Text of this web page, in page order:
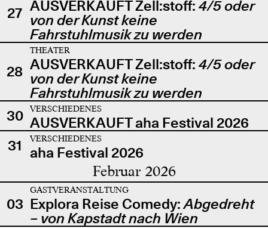
27 AUSVERKAUFT Zell:stoff: 4/5 oder
von der Kunst keine
Fahrstuhlmusik zu werden
28
THEATER
AUSVERKAUFT Zell:stoff: 4/5 oder
von der Kunst keine
Fahrstuhlmusik zu werden
30
VERSCHIEDENES
AUSVERKAUFT aha Festival 2026
31
VERSCHIEDENES
aha Festival 2026
Februar 2026
03
GASTVERANSTALTUNG
Explora Reise Comedy:Abgedreht
– von Kapstadt nach Wien